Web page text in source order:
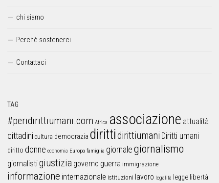
chi siamo
Perchè sostenerci
Contattaci
TAG
#peridirittiumani.com Africa associazione attualità
cittadini cultura democrazia dirittidirittiumani Diritti umani
diritto donne economia Europa famiglia giornalegiornalismo
giornalistigiustizia governo guerra immigrazione
informazione internazionale istituzioni lavoro legalità legge libertà